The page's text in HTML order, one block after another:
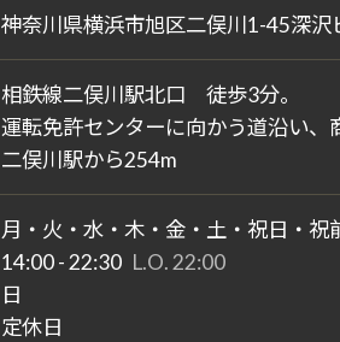
神奈川県横浜市旭区二俣川1-45深沢
相鉄線二俣川駅北口 徒歩3分。
運転免許センターに向かう道沿い、
二俣川駅から254m
月・火・水・木・金・土・祝日・祝
14:00 - 22:30 L.O. 22:00
日
定休日